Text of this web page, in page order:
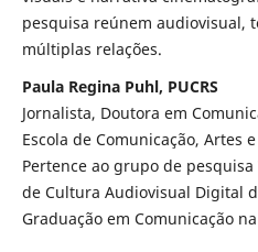
pesquisa reúnem audiovisual,
múltiplas relações.
Paula Regina Puhl, PUCRS
Jornalista, Doutora em
Escola de Comunicação, Artes
Pertence ao grupo de
de Cultura Audiovisual Digital
Graduação em Comunicação